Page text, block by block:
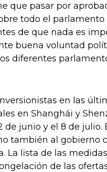
que pasar por
todo el parlamento
de que nada es
buena voluntad
diferentes
en las
en Shanghái y
de junio y el 8 de julio.
también al gobierno
La lista de las
de las